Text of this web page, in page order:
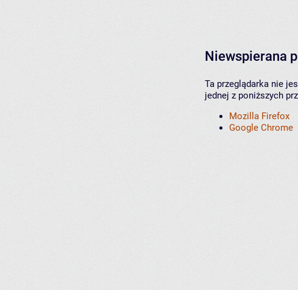
Niewspierana
Ta przeglądarka nie
jednej z poniższych
Mozilla Firefox
Google Chrome